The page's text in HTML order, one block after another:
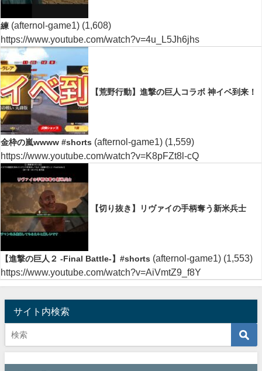
練 (afternol-game1) (1,608)
https://www.youtube.com/watch?v=4u_L5Jh6jhs
【荒野行動】進撃の巨人コラボ 神イベ到来！
金枠の嵐wwww #shorts (afternol-game1) (1,559)
https://www.youtube.com/watch?v=K8pFZt8l-cQ
【切り抜き】リヴァイの手柄奪う新米兵士
【進撃の巨人２ -Final Battle-】#shorts (afternol-game1) (1,553)
https://www.youtube.com/watch?v=AiVmtZ9_f8Y
サイト内検索